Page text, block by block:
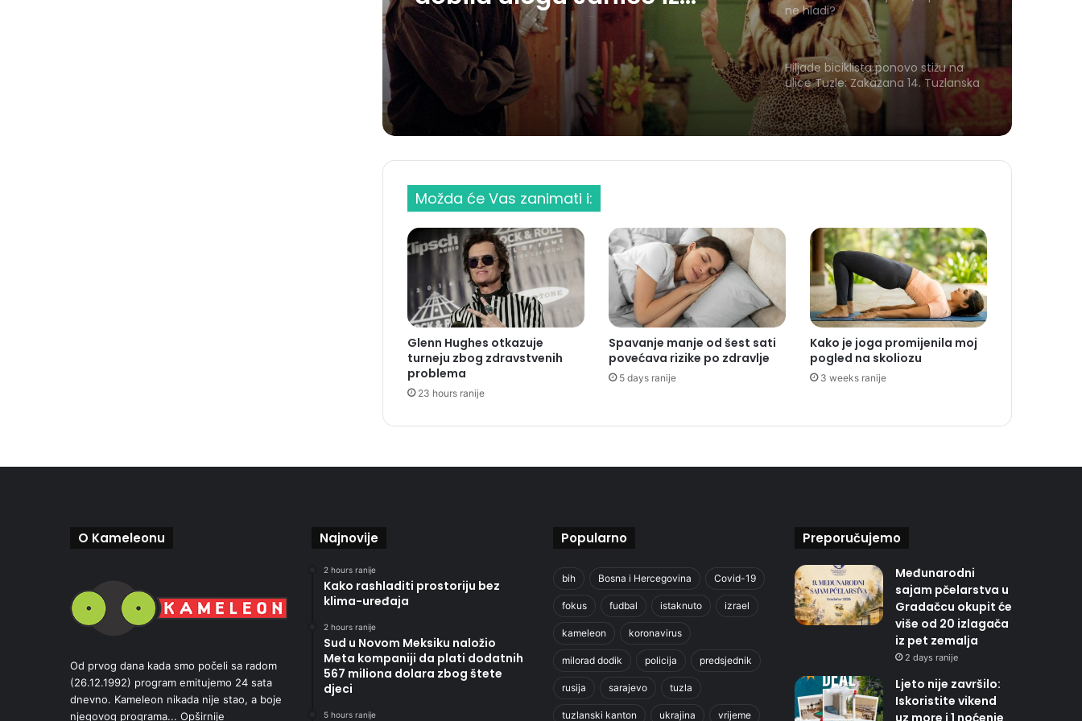
Kako je Maggie Wheeler
dobila ulogu Janice iz
Prijatelja
ne hladi?
Hiljade biciklista ponovo stižu na
ulice Tuzle: Zakazana 14. Tuzlanska
biciklijada
Možda će Vas zanimati i:
Glenn Hughes otkazuje
turneju zbog zdravstvenih
problema
23 hours ranije
Spavanje manje od šest sati
povećava rizike po zdravlje
5 days ranije
Kako je joga promijenila moj
pogled na skoliozu
3 weeks ranije
O Kameleonu
Od prvog dana kada smo počeli sa radom
(26.12.1992) program emitujemo 24 sata
dnevno. Kameleon nikada nije stao, a boje
njegovog programa... Opširnije
Najnovije
2 hours ranije
Kako rashladiti prostoriju bez
klima-uređaja
2 hours ranije
Sud u Novom Meksiku naložio
Meta kompaniji da plati dodatnih
567 miliona dolara zbog štete
djeci
5 hours ranije
Popularno
bih Bosna i Hercegovina Covid-19
fokus fudbal istaknuto izrael
kameleon koronavirus
milorad dodik policija predsjednik
rusija sarajevo tuzla
tuzlanski kanton ukrajina vrijeme
Preporučujemo
Međunarodni
sajam pčelarstva u
Gradačcu okupit će
više od 20 izlagača
iz pet zemalja
2 days ranije
Ljeto nije završilo:
Iskoristite vikend
uz more i 1 noćenje